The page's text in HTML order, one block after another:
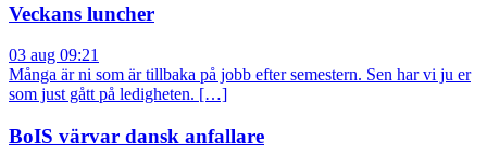
Veckans luncher
03 aug 09:21
Många är ni som är tillbaka på jobb efter semestern. Sen har vi ju er
som just gått på ledigheten. […]
BoIS värvar dansk anfallare